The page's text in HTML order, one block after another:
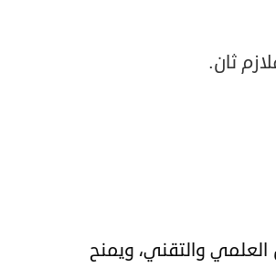
ثان.
العلمي والتقني، ويمنح